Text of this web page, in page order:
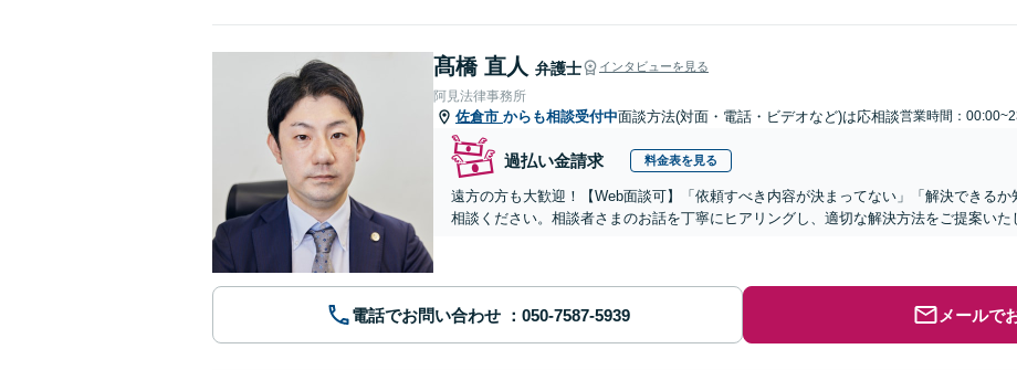
髙橋 直人 弁護士 インタビューを見る
阿見法律事務所
佐倉市 からも相談受付中面談方法(対面・電話・ビデオなど)は応相談営業時間：
過払い金請求 料金表を見る
遠方の方も大歓迎！【Web面談可】「依頼すべき内容が決まってない」「解決できる
相談ください。相談者さまのお話を丁寧にヒアリングし、適切な解決方法をご提案いた
電話でお問い合わせ メールで